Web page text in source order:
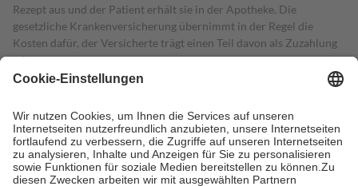
Rezept aus und der Patient erhält sie in der Apotheke. Die
gesetzliche Krankenversicherung übernimmt in der Regel die
Kosten dafür, der Versicherte trägt einen Teil davon als Zuzahlung
mit.
Grundsätzlich leisten Mitglieder Zuzahlungen in Höhe von zehn
höchstens zehn Euro.
Es sind jedoch nie mehr als die tatsächlichen
Kosten der Leistung zu entrichten.
Diese Regeln gelten grundsätzlich auch für Online-Apotheken.
Bei Heilmitteln und häuslicher Krankenpflege beträgt die
Zuzahlung zehn Prozent der Kosten sowie zehn Euro je